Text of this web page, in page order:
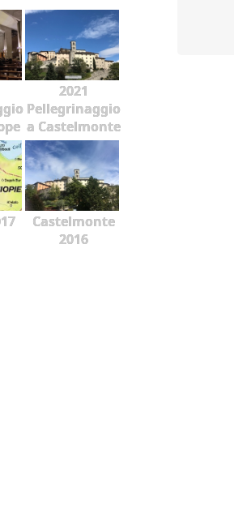
2021
Pellegrinaggio
a Castelmonte
Castelmonte
2016